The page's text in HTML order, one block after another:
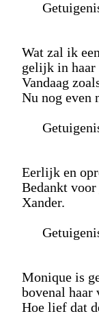
Wat zal ik
gelijk in haar
Vandaag
Nu nog even
Eerlijk en
Bedankt
Xander.
Monique is
bovenal haar
Hoe lief dat